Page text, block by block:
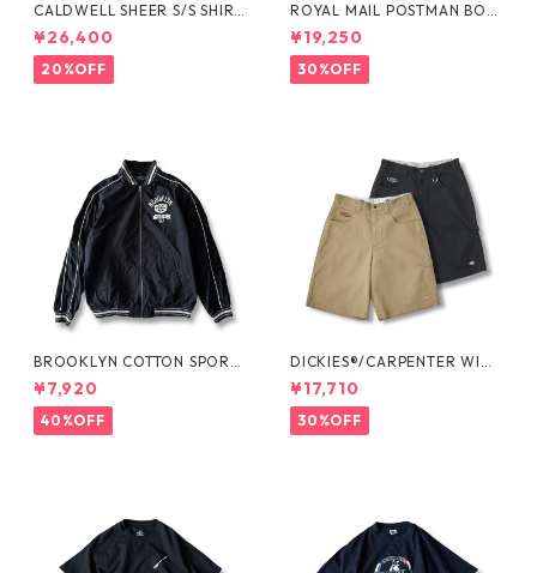
CALDWELL SHEER S/S SHIRT
by Polo Ralph Lauren
¥26,400
20%OFF
ROYAL MAIL POSTMAN BOO
TS by Dr.MARTENS
¥19,250
30%OFF
BROOKLYN COTTON SPORT
JKT by Polo Ralph Lauren
¥7,920
40%OFF
DICKIES®/CARPENTER WIDE
SHORTS -SEDAN ALL-PURPO
SE-
¥17,710
30%OFF